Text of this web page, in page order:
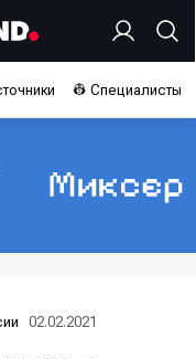
👷 Специалисты
02.02.2021